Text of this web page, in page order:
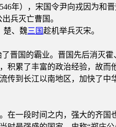
年），宋国令尹向戎因为和
兵灭亡曹国。
楚、魏三国趁机举兵灭宋。
晋国的霸业。晋国先后消灭
积累了丰富的政治经验，故而
传到长江以南地区，加快了中
一段时间之内，强大的齐国